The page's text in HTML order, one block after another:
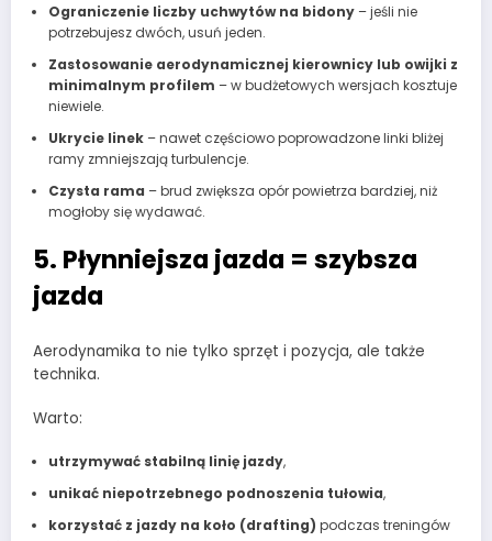
Ograniczenie liczby uchwytów na bidony– jeśli nie
potrzebujesz dwóch, usuń jeden.
Zastosowanie aerodynamicznej kierownicy lub owijki z
minimalnym profilem – w budżetowych wersjach kosztuje
niewiele.
Ukrycie linek– nawet częściowo poprowadzone linki bliżej
ramy zmniejszają turbulencje.
Czysta rama – brud zwiększa opór powietrza bardziej, niż
mogłoby się wydawać.
5. Płynniejsza jazda = szybsza
jazda
Aerodynamika to nie tylko sprzęt i pozycja, ale także
technika.
Warto:
utrzymywać stabilną linię jazdy,
unikać niepotrzebnego podnoszenia tułowia,
korzystać z jazdy na koło (drafting) podczas treningów